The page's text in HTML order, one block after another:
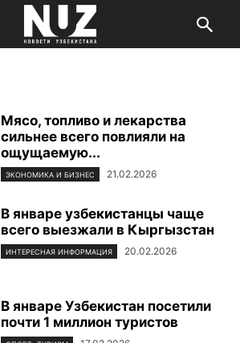
Мясо, топливо и лекарства
сильнее всего повлияли на
ощущаемую...
ЭКОНОМИКА И БИЗНЕС 21.02.2026
В январе узбекистанцы чаще
всего выезжали в Кыргызстан
ИНТЕРЕСНАЯ ИНФОРМАЦИЯ 20.02.2026
В январе Узбекистан посетили
почти 1 миллион туристов